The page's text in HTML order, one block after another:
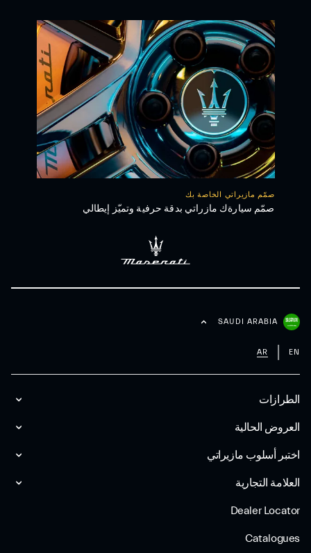
صمّم مازيراتي الخاصة بك
صمّم سيارةك مازراتي بدقة حرفية وتميّز إيطالي
الطرازات
العروض الحالية
اختبر أسلوب مازیراتي
العلامة التجارية
Dealer Locator
Catalogues
SAUDI ARABIA
EN
AR